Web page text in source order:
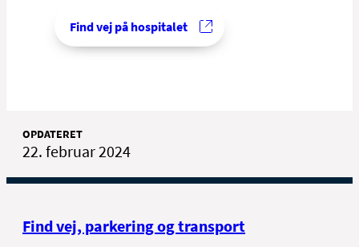
Find vej på hospitalet
OPDATERET
22. februar 2024
Find vej, parkering og transport